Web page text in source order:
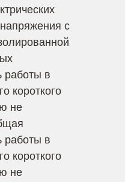
с
работы в
короткого
не
работы в
короткого
не